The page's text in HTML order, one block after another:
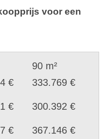
voor een
90 m²
€
333.769 €
€ 300.392 €
€ 367.146 €